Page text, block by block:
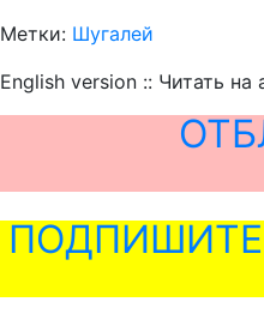
Метки: Шугалей
English version :: Читать на